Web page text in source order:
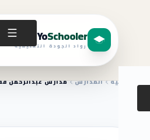
YoSchooler
رواد الجودة التعليمية
الرئيسية المدارس مدارس عبدالرحمن